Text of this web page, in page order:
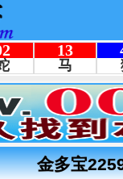
金多宝